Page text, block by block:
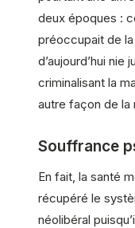
deux époques :
préoccupait de
d’aujourd’hui nie
criminalisant la
autre façon de la
Souffrance
En fait, la santé
récupéré le
néolibéral